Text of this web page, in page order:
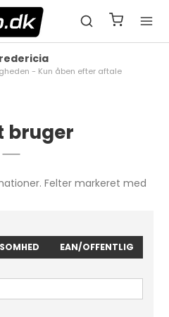
- Kun åben efter aftale
bruger
Felter markeret med
EAN/OFFENTLIG